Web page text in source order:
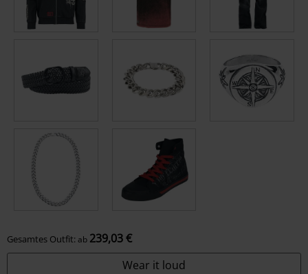
Gesamtes Outfit: ab 239,03 €
Wear it loud